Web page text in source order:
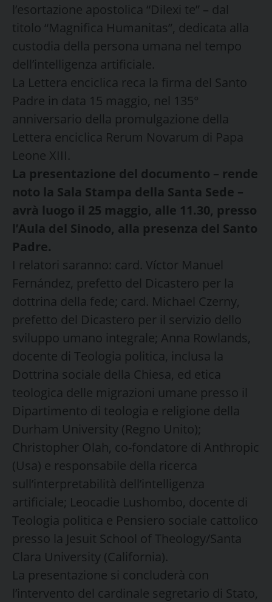
l’esortazione apostolica “Dilexi te” – dal
titolo “Magnifica Humanitas”, dedicata alla
custodia della persona umana nel tempo
dell’intelligenza artificiale.
La Lettera enciclica reca la firma del Santo
Padre in data 15 maggio, nel 135°
anniversario della promulgazione della
Lettera enciclica Rerum Novarum di Papa
Leone XIII.
La presentazione del documento – rende
noto la Sala Stampa della Santa Sede –
avrà luogo il 25 maggio, alle 11.30, presso
l’Aula del Sinodo, alla presenza del Santo
Padre.
I relatori saranno: card. Víctor Manuel
Fernández, prefetto del Dicastero per la
dottrina della fede; card. Michael Czerny,
prefetto del Dicastero per il servizio dello
sviluppo umano integrale; Anna Rowlands,
docente di Teologia politica, inclusa la
Dottrina sociale della Chiesa, ed etica
teologica delle migrazioni umane presso il
Dipartimento di teologia e religione della
Durham University (Regno Unito);
Christopher Olah, co-fondatore di Anthropic
(Usa) e responsabile della ricerca
sull’interpretabilità dell’intelligenza
artificiale; Leocadie Lushombo, docente di
Teologia politica e Pensiero sociale cattolico
presso la Jesuit School of Theology/Santa
Clara University (California).
La presentazione si concluderà con
l’intervento del cardinale segretario di Stato,